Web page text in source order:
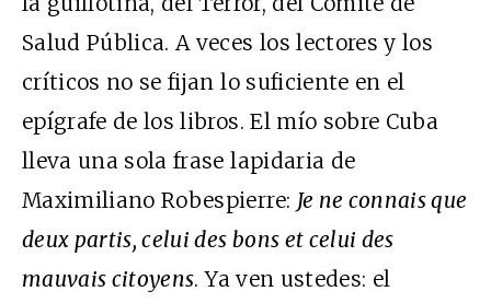
Salud Pública. A veces los lectores y los
críticos no se fijan lo suficiente en el
epígrafe de los libros. El mío sobre Cuba
lleva una sola frase lapidaria de
Maximiliano Robespierre: Je ne connais que
deux partis, celui des bons et celui des
mauvais citoyens. Ya ven ustedes: el